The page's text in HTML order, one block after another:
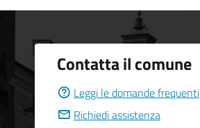
Contatta il comune
Leggi le domande frequenti
Richiedi assistenza